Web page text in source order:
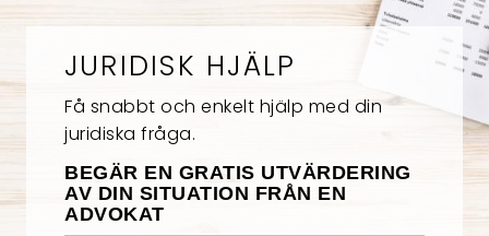
JURIDISK HJÄLP
Få snabbt och enkelt hjälp med din
juridiska fråga.
BEGÄR EN GRATIS UTVÄRDERING
AV DIN SITUATION FRÅN EN
ADVOKAT